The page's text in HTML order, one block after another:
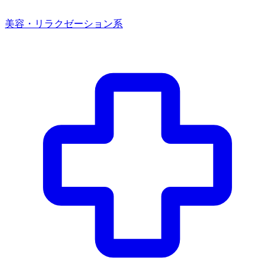
美容・リラクゼーション系